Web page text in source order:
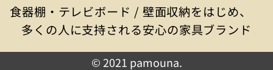
食器棚・テレビボード / 壁面収納をはじめ、
多くの人に支持される安心の家具ブランド
© 2021 pamouna.